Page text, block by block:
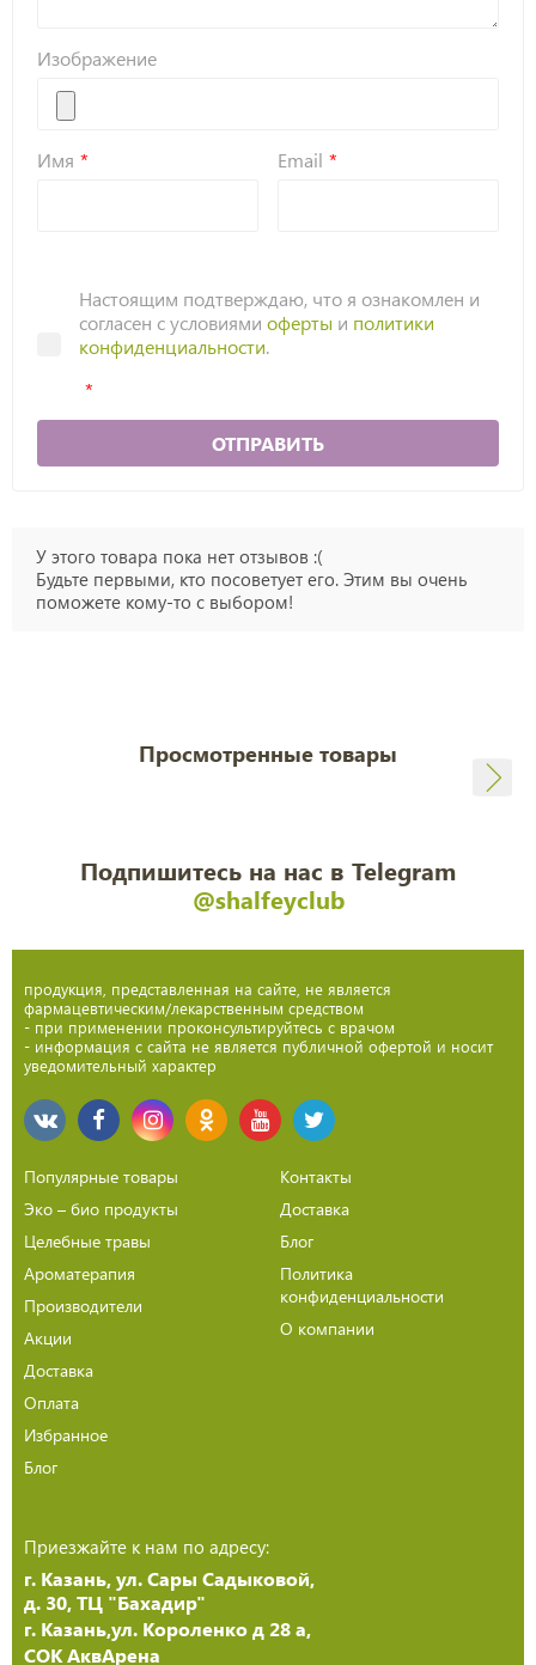
Изображение
Имя Email
Настоящим подтверждаю, что я ознакомлен и
согласен с условиями оферты и политики
конфиденциальности.
ОТПРАВИТЬ
У этого товара пока нет отзывов :(
Будьте первыми, кто посоветует его. Этим вы очень
поможете кому-то с выбором!
Просмотренные товары
Подпишитесь на нас в Telegram
@shalfeyclub
продукция, представленная на сайте, не является
фармацевтическим/лекарственным средством
- при применении проконсультируйтесь с врачом
- информация с сайта не является публичной офертой и носит
уведомительный характер
Популярные товары
Эко – био продукты
Целебные травы
Ароматерапия
Производители
Акции
Доставка
Оплата
Избранное
Блог
Контакты
Доставка
Блог
Политика
конфиденциальности
О компании
Приезжайте к нам по адресу:
г. Казань, ул. Сары Садыковой,
д. 30, ТЦ "Бахадир"
г. Казань,ул. Короленко д 28 а,
СОК АквАрена